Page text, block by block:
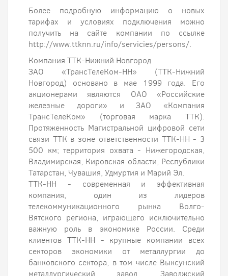
Более подробную информацию о новых
тарифах и условиях подключения можно
получить на сайте компании по ссылке
http://www.ttknn.ru/info/servicies/persons/.
Компания ТТК-Нижний Новгород
ЗАО «ТрансТелеКом-НН» (ТТК-Нижний
Новгород) основано в мае 1999 года. Его
акционерами являются ОАО «Российские
железные дороги» и ЗАО «Компания
ТрансТелеКом» (торговая марка ТТК).
Протяженность Магистральной цифровой сети
связи ТТК в зоне ответственности ТТК-НН - 3
500 км; территория охвата - Нижегородская,
Владимирская, Кировская области, Республики
Татарстан, Чувашия, Удмуртия и Марий Эл.
ТТК-НН - современная и эффективная
компания, один из лидеров
телекоммуникационного рынка Волго-
Вятского региона, играющего исключительно
важную роль в экономике России. Среди
клиентов ТТК-НН - крупные компании всех
секторов экономики от металлургии до
банковского сектора, в том числе Выксунский
металлургический завод, Заволжский